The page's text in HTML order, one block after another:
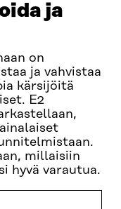
ja
on
ja vahvistaa
kärsijöitä
E2
millaisiin
hyvä varautua.